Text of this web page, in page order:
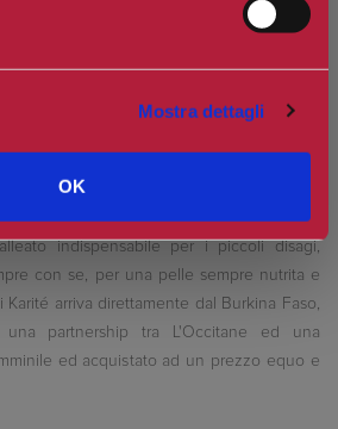
Mostra dettagli
OK
idratante multi-uso, il burro di Karité
cura di labbra, pelle, screpolature. Un
dei piedi a quella dei capelli. In questo
indispensabile per i piccoli disagi,
con se, per una pelle sempre nutrita e
arriva direttamente dal Burkina Faso,
partnership tra L'Occitane ed una
ed acquistato ad un prezzo equo e